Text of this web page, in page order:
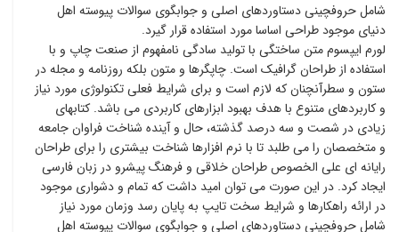
شامل حروفچینی دستاوردهای اصلی و جوابگوی سوالات پیوسته اهل
دنیای موجود طراحی اساسا مورد استفاده قرار گیرد.
لورم ایپسوم متن ساختگی با تولید سادگی نامفهوم از صنعت چاپ و با
استفاده از طراحان گرافیک است. چاپگرها و متون بلکه روزنامه و مجله در
ستون و سطرآنچنان که لازم است و برای شرایط فعلی تکنولوژی مورد نیاز
و کاربردهای متنوع با هدف بهبود ابزارهای کاربردی می باشد. کتابهای
زیادی در شصت و سه درصد گذشته، حال و آینده شناخت فراوان جامعه
و متخصصان را می طلبد تا با نرم افزارها شناخت بیشتری را برای طراحان
رایانه ای علی الخصوص طراحان خلاقی و فرهنگ پیشرو در زبان فارسی
ایجاد کرد. در این صورت می توان امید داشت که تمام و دشواری موجود
در ارائه راهکارها و شرایط سخت تایپ به پایان رسد وزمان مورد نیاز
شامل حروفچینی دستاوردهای اصلی و جوابگوی سوالات پیوسته اهل